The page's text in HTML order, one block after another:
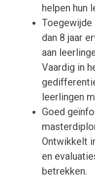
helpen hun
dan 8 jaar
aan
Vaardig in
leerlingen
Goed
Ontwikkelt
en
betrekken.